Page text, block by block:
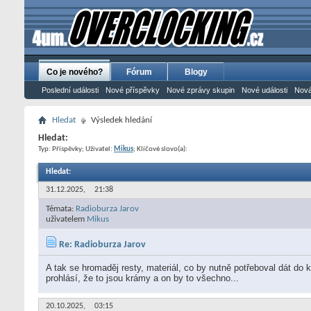
Co je nového?
Poslední události Nové příspěvky Nové zprávy skupin Nové události
Fórum Blogy
Hledat Výsledek hledání
Hledat:
Typ: Příspěvky; Uživatel: Mikus; Klíčové slovo(a):
Hledat:
31.12.2025, 21:38
Témata: Radioburza Jarov
uživatelem Mikus
Re: Radioburza Jarov
A tak se hromaděj resty, materiál, co by nutně potřeboval dát
prohlásí, že to jsou krámy a on by to všechno...
20.10.2025, 03:15